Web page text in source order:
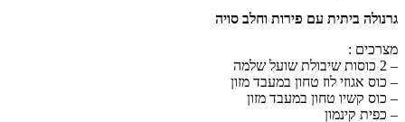
גרנולה ביתית עם פירות וחלב סויה
מצרכים :
– 2 כוסות שיבולת שועל שלמה
– כוס אגוזי לוז טחון במעבד מזון
– כוס קשיו טחון במעבד מזון
– כפית קינמון